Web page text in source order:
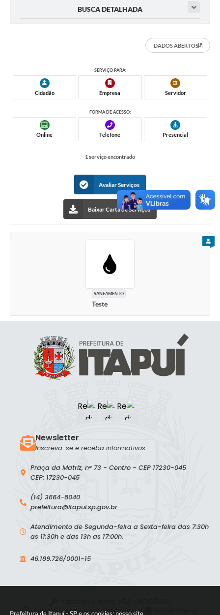
BUSCA DETALHADA
DADOS ABERTOS
SERVIÇO PARA:
Cidadão Empresa Servidor
FORMA DE ACESSO:
Online Telefone Presencial
1 serviço encontrado
Avaliar Serviços
Baixar Carta de Serviços
SANEAMENTO
Teste
Praça da Matriz, n° 73 - Centro - CEP 17230-045
CEP: 17230-045
(14) 3664-8040
prefeitura@itapui.sp.gov.br
Atendimento de Segunda-feira a Sexta-feira das 7:30h
as 11:30h e das 13h as 17:00h.
46.189.726/0001-15
Newsletter
Inscreva-se e receba informativos
Portal atualizado em:07/08/2026 15:37